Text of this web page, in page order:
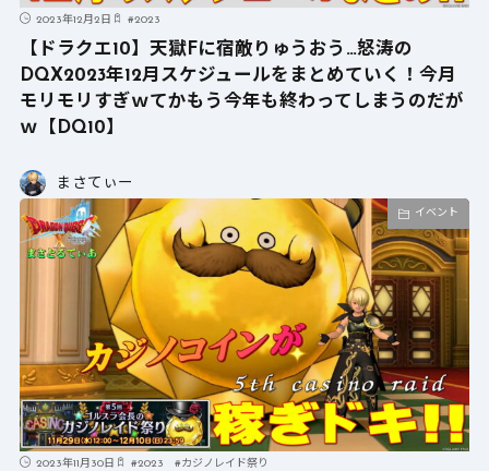
2023年12月2日 #2023
【ドラクエ10】天獄Fに宿敵りゅうおう…怒涛の
DQX2023年12月スケジュールをまとめていく！今月
モリモリすぎｗてかもう今年も終わってしまうのだが
ｗ【DQ10】
まさてぃー
イベント
2023年11月30日 #2023 #カジノレイド祭り